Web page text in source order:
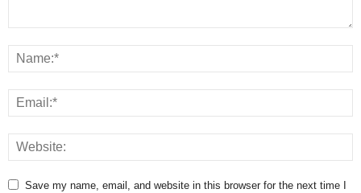
Save my name, email, and website in this browser for the next time I